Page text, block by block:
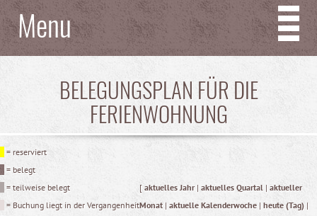
Menu
BELEGUNGSPLAN FÜR DIE
FERIENWOHNUNG
= reserviert
= belegt
= teilweise belegt
= Buchung liegt in der Vergangenheit
[ aktuelles Jahr| aktuelles Quartal | aktueller
Monat| aktuelle Kalenderwoche | heute (Tag) |